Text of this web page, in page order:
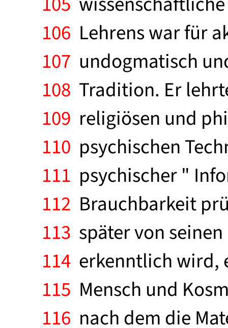
106 Lehrens war für
107 undogmatisch
108 Tradition. Er
109 religiösen und
110 psychischen
111 psychischer "
112 Brauchbarkeit
113 später von
114 erkenntlich wird,
115 Mensch und
116 nach dem die